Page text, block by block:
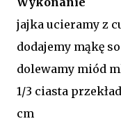
jajka ucieramy z
dodajemy mąkę
dolewamy miód
1/3 ciasta
cm